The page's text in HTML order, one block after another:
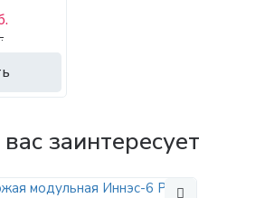
заинтересует